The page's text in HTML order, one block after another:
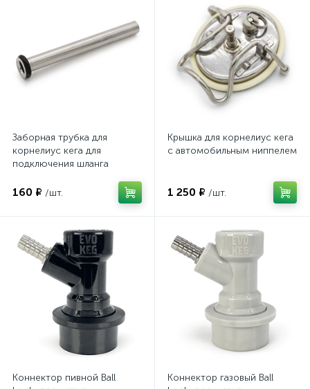
Заборная трубка для
корнелиус кега для
подключения шланга
160 ₽ /шт.
Крышка для корнелиус кега
с автомобильным ниппелем
1 250 ₽ /шт.
Коннектор пивной Ball
Коннектор газовый Ball